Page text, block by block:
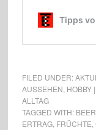
FILED UNDER:
AUSSEHEN HOBBY
ALLTAG
TAGGED WITH:
ERTRAG, FRÜCHTE